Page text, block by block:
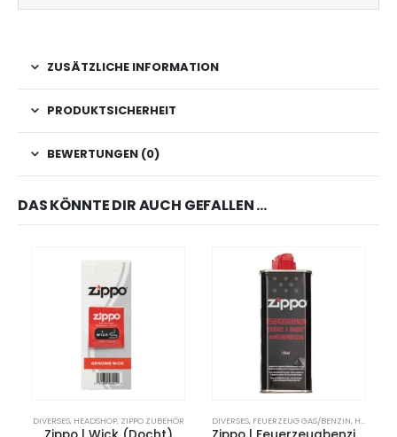
ZUSÄTZLICHE INFORMATION
PRODUKTSICHERHEIT
BEWERTUNGEN (0)
DAS KÖNNTE DIR AUCH GEFALLEN …
DIVERSES, HEADSHOP, ZIPPO ZUBEHÖR DIVERSES, FEUERZEUG GAS/BENZIN, HEADSHOP